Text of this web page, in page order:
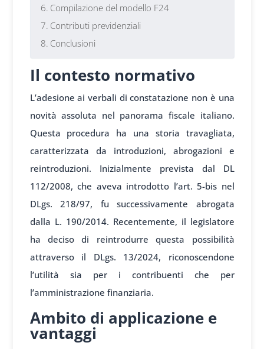
Compilazione del modello F24
Contributi previdenziali
Conclusioni
Il contesto normativo
L’adesione ai verbali di constatazione non è una
novità assoluta nel panorama fiscale italiano.
Questa procedura ha una storia travagliata,
caratterizzata da introduzioni, abrogazioni e
reintroduzioni. Inizialmente prevista dal DL
112/2008, che aveva introdotto l’art. 5-bis nel
DLgs. 218/97, fu successivamente abrogata
dalla L. 190/2014. Recentemente, il legislatore
ha deciso di reintrodurre questa possibilità
attraverso il DLgs. 13/2024, riconoscendone
l’utilità sia per i contribuenti che per
l’amministrazione finanziaria.
Ambito di applicazione e
vantaggi